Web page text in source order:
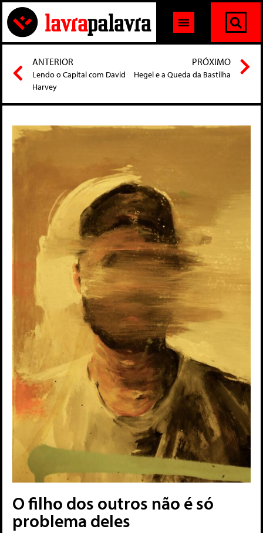
ANTERIOR
Lendo o Capital com David
Harvey
PRÓXIMO
Hegel e a Queda da Bastilha
O filho dos outros não é só
problema deles